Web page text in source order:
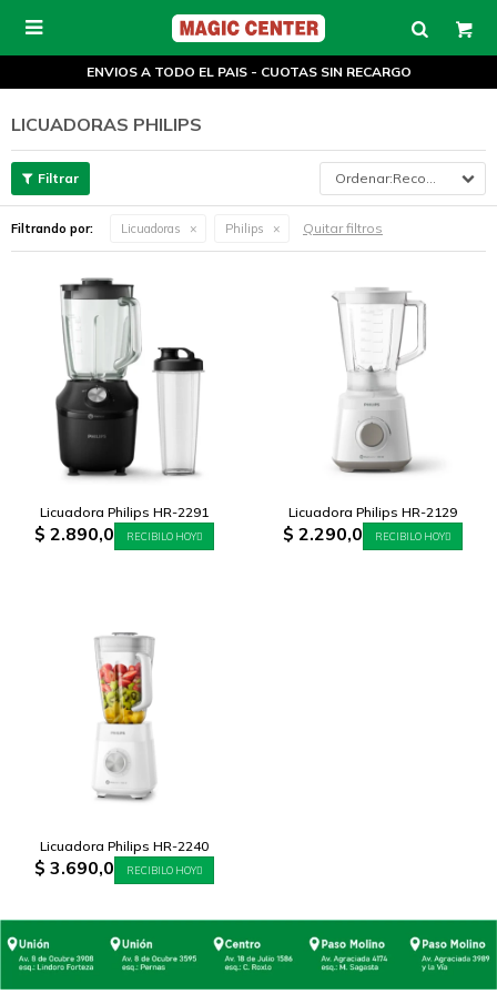

ENVIOS A TODO EL PAIS - CUOTAS SIN RECARGO
LICUADORAS PHILIPS
Recomendados
Filtrando por: Licuadoras Philips Quitar filtros
Licuadora Philips HR-2291
$ 2.890,0 RECIBILO HOY
Licuadora Philips HR-2129
$ 2.290,0 RECIBILO HOY
Licuadora Philips HR-2240
$ 3.690,0 RECIBILO HOY